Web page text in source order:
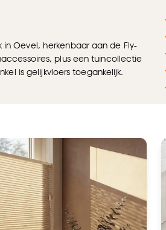
Oevel, herkenbaar aan de Fly-
plus een tuincollectie
is gelijkvloers toegankelijk.